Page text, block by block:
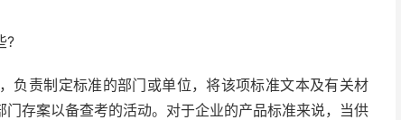
?
负责制定标准的部门或单位，将该项标准文本及有关材
存案以备查考的活动。对于企业的产品标准来说，当供